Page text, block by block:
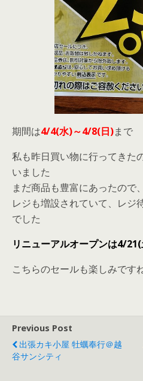
期間は4/4(水)～4/8(日)まで
私も昨日買い物に行ってきた
いました
まだ商品も豊富にあったので
レジも増設されていて、レジ
でした
リニューアルオープンは4/
こちらのセールも楽しみです
Previous Post
出張カキ小屋 牡蠣奉行＠越
谷サンシティ